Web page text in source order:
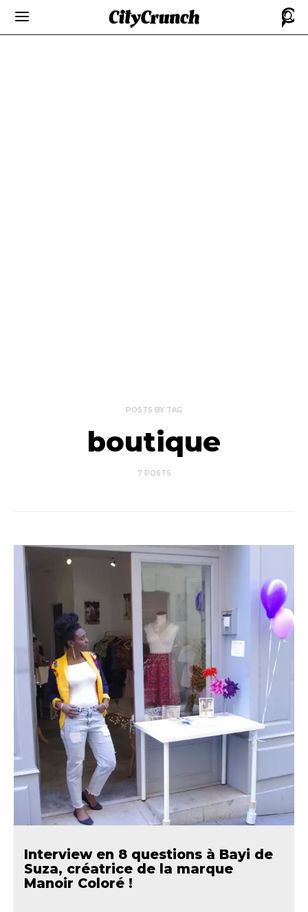
POSTS BY TAG
boutique
7 POSTS
Interview en 8 questions à Bayi de
Suza, créatrice de la marque
Manoir Coloré !